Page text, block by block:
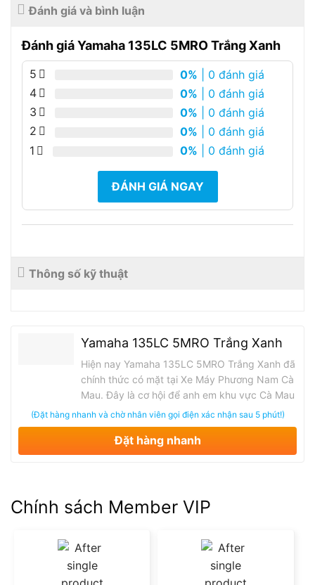
Đánh giá và bình luận
Đánh giá Yamaha 135LC 5MRO Trắng Xanh
5 0% | 0 đánh giá
4
0% | 0 đánh giá
3
0% | 0 đánh giá
2
0% | 0 đánh giá
1
0% | 0 đánh giá
ĐÁNH GIÁ NGAY
Thông số kỹ thuật
Yamaha 135LC 5MRO Trắng Xanh
Hiện nay Yamaha 135LC 5MRO Trắng Xanh đã
chính thức có mặt tại Xe Máy Phương Nam Cà
Mau. Đây là cơ hội để anh em khu vực Cà Mau
và các tỉnh miền Tây được tận mắt chiêm
ngưỡng, trải nghiệm và sở hữu một trong
những phiên bản giới hạn hiếm nhất của
Yamaha trong những năm gần đây.
(Đặt hàng nhanh và chờ nhân viên gọi điện xác nhận sau 5 phút!)
Đặt hàng nhanh
Chính sách Member VIP